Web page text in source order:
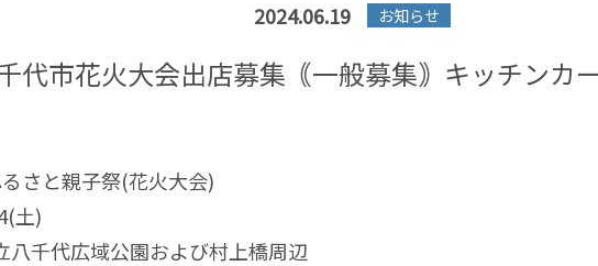
2024.06.19 お知らせ
代市花火大会出店募集｟一般募集｠キッチンカ
さと親子祭(花火大会)
土)
八千代広域公園および村上橋周辺